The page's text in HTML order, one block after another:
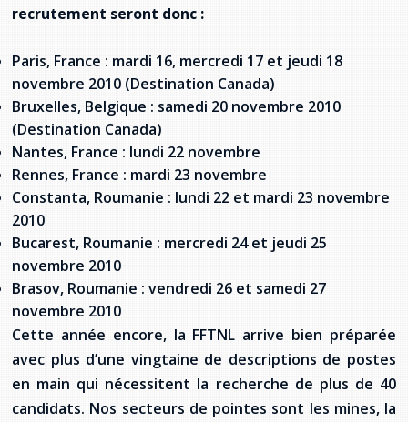
recrutement seront donc :
Paris, France : mardi 16, mercredi 17 et jeudi 18
novembre 2010 (Destination Canada)
Bruxelles, Belgique : samedi 20 novembre 2010
(Destination Canada)
Nantes, France : lundi 22 novembre
Rennes, France : mardi 23 novembre
Constanta, Roumanie : lundi 22 et mardi 23 novembre
2010
Bucarest, Roumanie : mercredi 24 et jeudi 25
novembre 2010
Brasov, Roumanie : vendredi 26 et samedi 27
novembre 2010
Cette année encore, la FFTNL arrive bien préparée
avec plus d’une vingtaine de descriptions de postes
en main qui nécessitent la recherche de plus de 40
candidats. Nos secteurs de pointes sont les mines, la